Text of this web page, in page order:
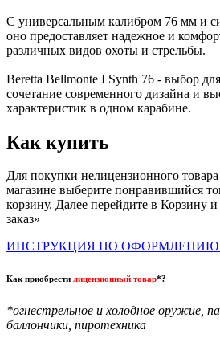
С универсальным калибром 76 мм и
оно предоставляет надежное и
различных видов охоты и стрельбы.
Beretta Bellmonte I Synth 76 - выбор
сочетание современного дизайна и
характеристик в одном карабине.
Как купить
Для покупки нелицензионного
магазине выберите понравившийся
корзину. Далее перейдите в Корзину
заказ»
ИНСТРУКЦИЯ ПО ОФОРМЛЕНИЮ
Как приобрести лицензионный товар*?
*огнестрельное и холодное оружие,
баллончики, пиротехника